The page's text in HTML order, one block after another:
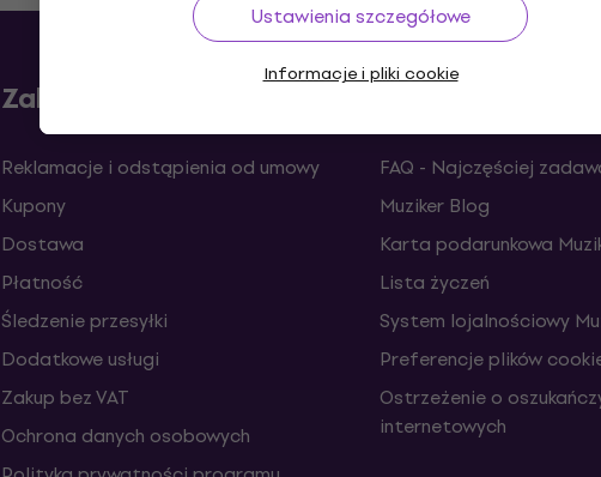
Ustawienia szczegółowe
Informacje i pliki cookie
Zakup
Reklamacje i odstąpienia od umowy
Kupony
Dostawa
Płatność
Śledzenie przesyłki
Dodatkowe usługi
Zakup bez VAT
Ochrona danych osobowych
FAQ - Najczęściej
Muziker Blog
Karta podarunkowa
Lista życzeń
System lojalnościowy
Preferencje plików
Ostrzeżenie o
internetowych